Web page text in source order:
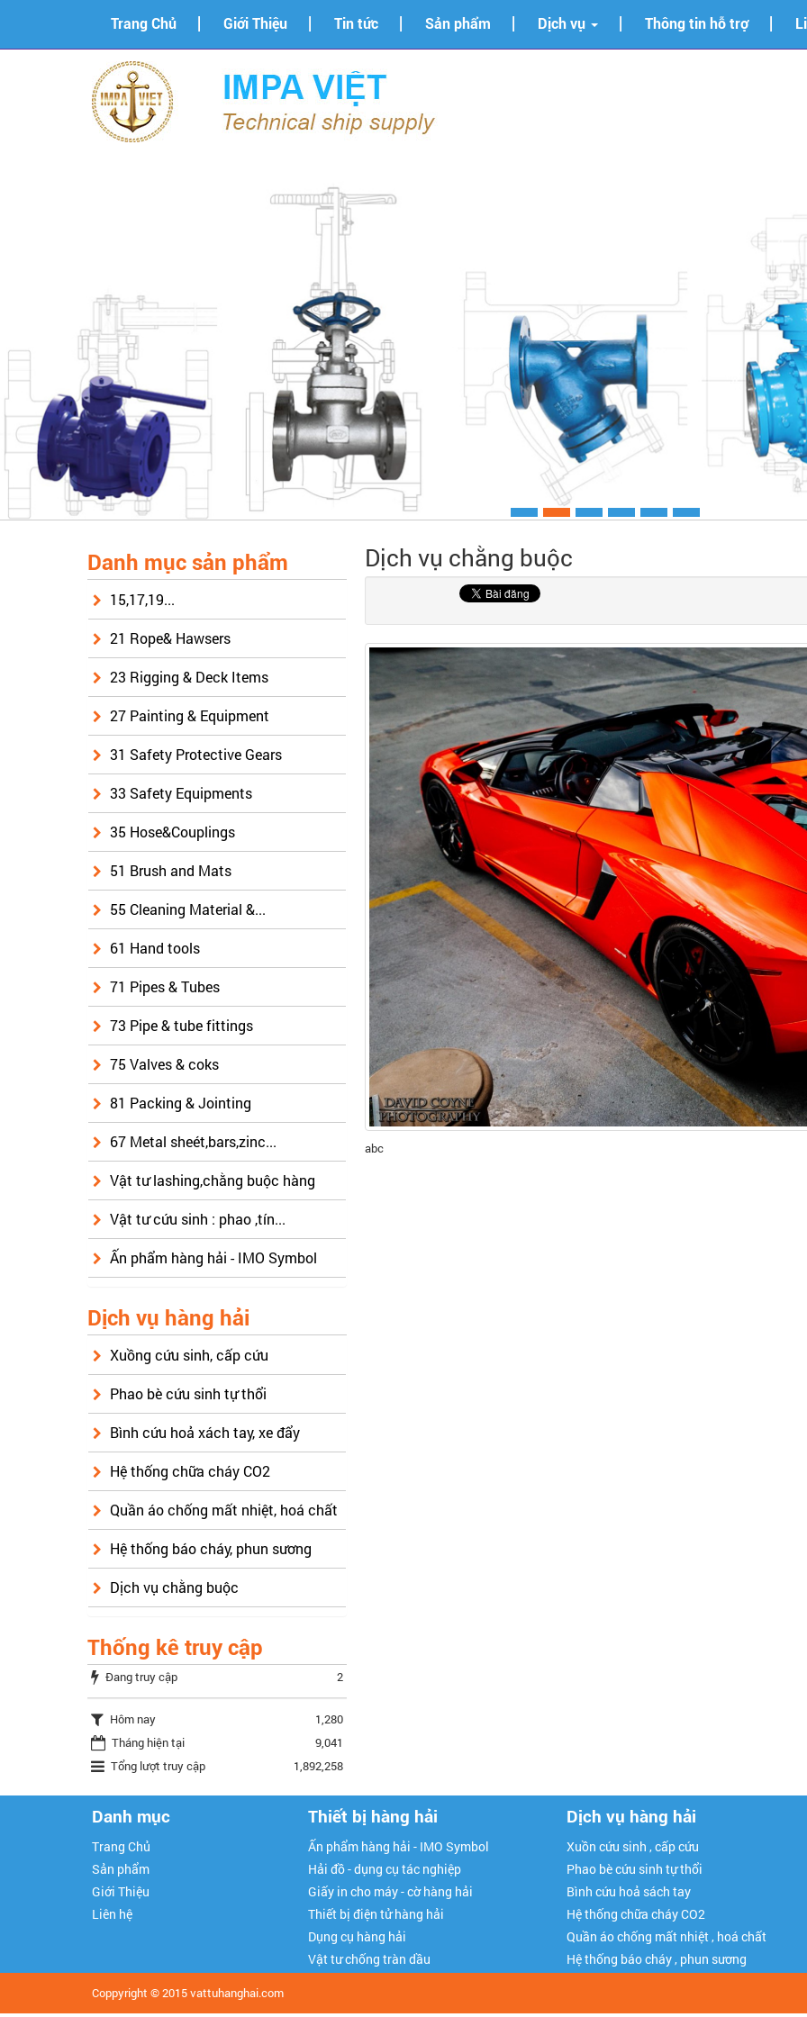
Trang Chủ Giới Thiệu Tin tức Sản phẩm Dịch vụ Thông tin hỗ trợ
Danh mục sản phẩm
15,17,19...
21 Rope& Hawsers
23 Rigging & Deck Items
27 Painting & Equipment
31 Safety Protective Gears
33 Safety Equipments
35 Hose&Couplings
51 Brush and Mats
55 Cleaning Material &...
61 Hand tools
71 Pipes & Tubes
73 Pipe & tube fittings
75 Valves & coks
81 Packing & Jointing
67 Metal sheét,bars,zinc...
Vật tư lashing,chằng buộc hàng
Vật tư cứu sinh : phao ,tín...
Ấn phẩm hàng hải - IMO Symbol
Dịch vụ hàng hải
Xuồng cứu sinh, cấp cứu
Phao bè cứu sinh tự thổi
Bình cứu hoả xách tay, xe đẩy
Hệ thống chữa cháy CO2
Quần áo chống mất nhiệt, hoá chất
Hệ thống báo cháy, phun sương
Dịch vụ chằng buộc
Thống kê truy cập
Đang truy cập 2
Hôm nay
1,280
Tháng hiện tại
9,041
Tổng lượt truy cập
1,892,258
Dịch vụ chằng buộc
abc
Danh mục
Trang Chủ
Sản phẩm
Giới Thiệu
Liên hệ
Thiết bị hàng hải
Ấn phẩm hàng hải - IMO Symbol
Hải đồ - dụng cụ tác nghiệp
Giấy in cho máy - cờ hàng hải
Thiết bị điện tử hàng hải
Dụng cụ hàng hải
Vật tư chống tràn dầu
Dịch vụ hàng hải
Xuồn cứu sinh , cấp cứu
Phao bè cứu sinh tự thổi
Bình cứu hoả sách tay
Hệ thống chữa cháy CO2
Quần áo chống mất nhiệt , hoá chất
Hệ thống báo cháy , phun sương
Coppyright © 2015vattuhanghai.com